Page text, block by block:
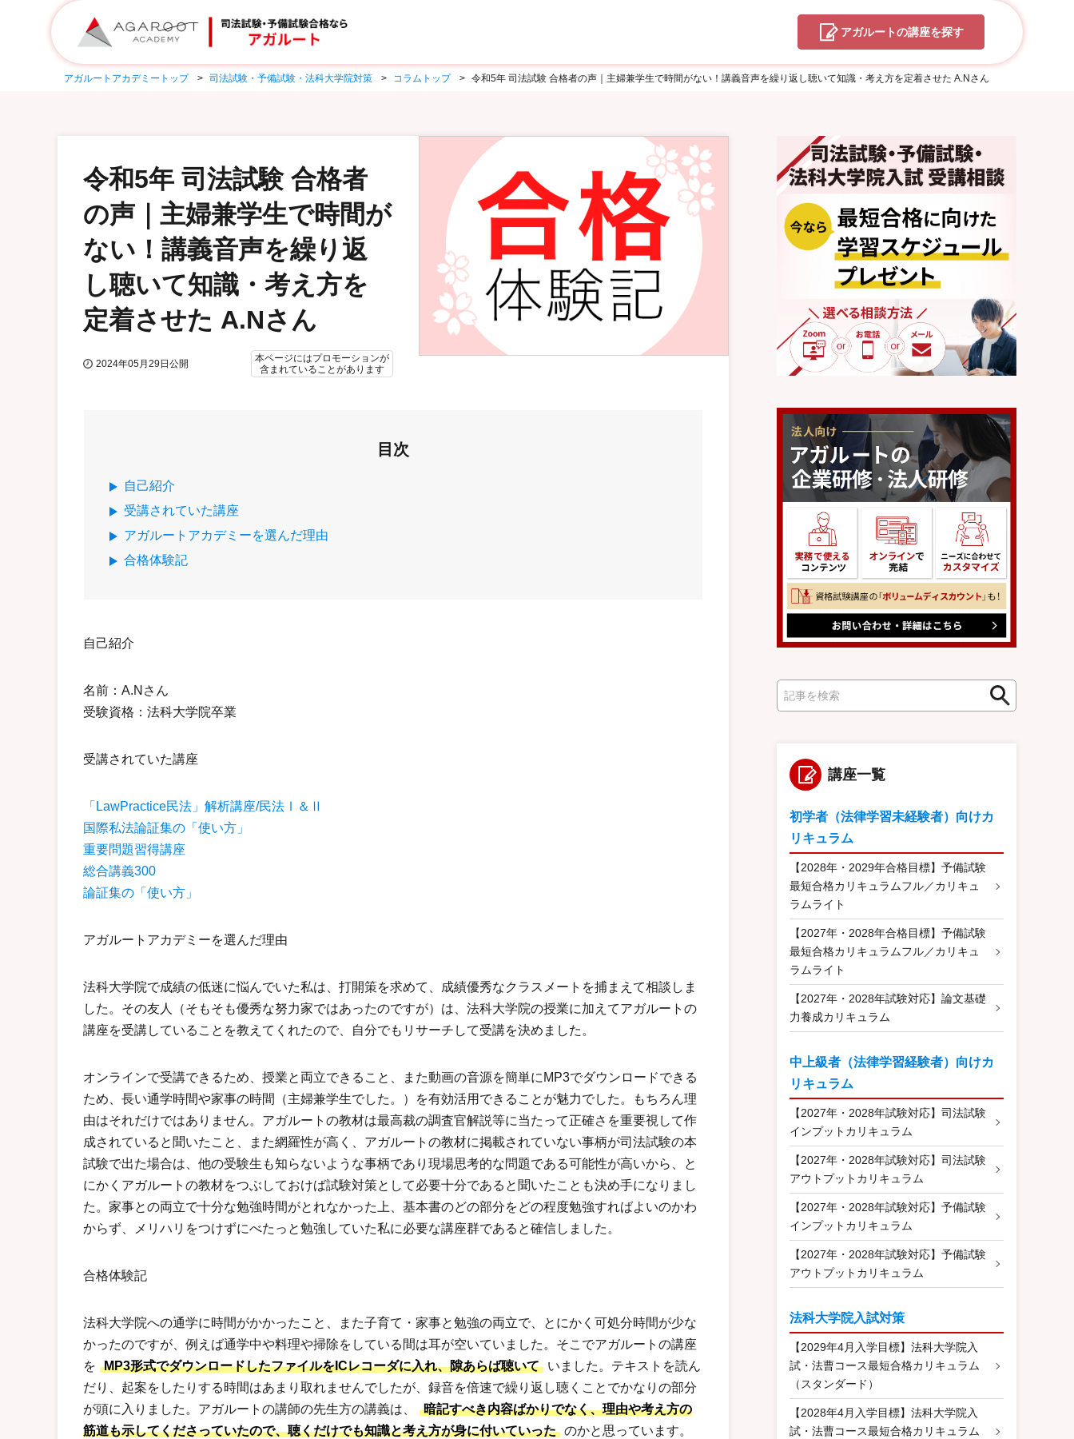
アガルートの講座を探す
アガルートアカデミートップ 司法試験・予備試験・法科大学院対策 コラムトップ 令和5年 司法試験 合格者の声｜主婦兼学生で時間がない！講義音声を繰り返し聴いて知識・考え方を定着させた A.Nさん
令和5年 司法試験 合格者
の声｜主婦兼学生で時間が
ない！講義音声を繰り返
し聴いて知識・考え方を
定着させた A.Nさん
2024年05月29日公開
本ページにはプロモーションが
含まれていることがあります
目次
自己紹介
受講されていた講座
アガルートアカデミーを選んだ理由
合格体験記
自己紹介
名前：A.Nさん
受験資格：法科大学院卒業
受講されていた講座
「LawPractice民法」解析講座/民法Ⅰ＆Ⅱ
国際私法論証集の「使い方」
重要問題習得講座
総合講義300
論証集の「使い方」
アガルートアカデミーを選んだ理由
法科大学院で成績の低迷に悩んでいた私は、打開策を求めて、成績優秀なクラスメートを捕まえて相談しま
した。その友人（そもそも優秀な努力家ではあったのですが）は、法科大学院の授業に加えてアガルートの
講座を受講していることを教えてくれたので、自分でもリサーチして受講を決めました。
オンラインで受講できるため、授業と両立できること、また動画の音源を簡単にMP3でダウンロードできる
ため、長い通学時間や家事の時間（主婦兼学生でした。）を有効活用できることが魅力でした。もちろん理
由はそれだけではありません。アガルートの教材は最高裁の調査官解説等に当たって正確さを重要視して作
成されていると聞いたこと、また網羅性が高く、アガルートの教材に掲載されていない事柄が司法試験の本
試験で出た場合は、他の受験生も知らないような事柄であり現場思考的な問題である可能性が高いから、と
にかくアガルートの教材をつぶしておけば試験対策として必要十分であると聞いたことも決め手になりまし
た。家事との両立で十分な勉強時間がとれなかった上、基本書のどの部分をどの程度勉強すればよいのかわ
からず、メリハリをつけずにべたっと勉強していた私に必要な講座群であると確信しました。
合格体験記
法科大学院への通学に時間がかかったこと、また子育て・家事と勉強の両立で、とにかく可処分時間が少な
かったのですが、例えば通学中や料理や掃除をしている間は耳が空いていました。そこでアガルートの講座
を
MP3形式でダウンロードしたファイルをICレコーダに入れ、隙あらば聴いて
いました。テキストを読ん
だり、起案をしたりする時間はあまり取れませんでしたが、録音を倍速で繰り返し聴くことでかなりの部分
が頭に入りました。アガルートの講師の先生方の講義は、
暗記すべき内容ばかりでなく、理由や考え方の
筋道も示してくださっていたので、聴くだけでも知識と考え方が身に付いていった のかと思っています。
検
索
検
索
講座一覧
初学者（法律学習未経験者）向けカ
リキュラム
【2028年・2029年合格目標】予備試験
最短合格カリキュラムフル／カリキュ
ラムライト
【2027年・2028年合格目標】予備試験
最短合格カリキュラムフル／カリキュ
ラムライト
【2027年・2028年試験対応】論文基礎
力養成カリキュラム
中上級者（法律学習経験者）向けカ
リキュラム
【2027年・2028年試験対応】司法試験
インプットカリキュラム
【2027年・2028年試験対応】司法試験
アウトプットカリキュラム
【2027年・2028年試験対応】予備試験
インプットカリキュラム
【2027年・2028年試験対応】予備試験
アウトプットカリキュラム
法科大学院入試対策
【2029年4月入学目標】法科大学院入
試・法曹コース最短合格カリキュラム
（スタンダード）
【2028年4月入学目標】法科大学院入
試・法曹コース最短合格カリキュラム